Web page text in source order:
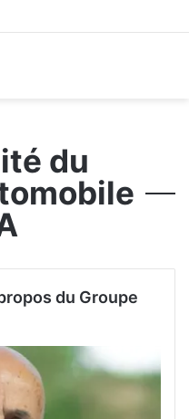
du
du Groupe